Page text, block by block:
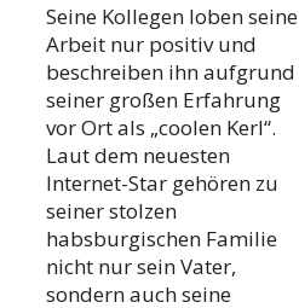
Seine Kollegen loben seine
Arbeit nur positiv und
beschreiben ihn aufgrund
seiner großen Erfahrung
vor Ort als „coolen Kerl“.
Laut dem neuesten
Internet-Star gehören zu
seiner stolzen
habsburgischen Familie
nicht nur sein Vater,
sondern auch seine